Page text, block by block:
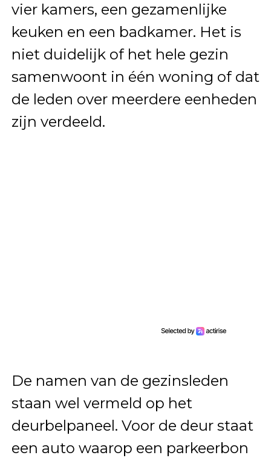
vier kamers, een gezamenlijke
keuken en een badkamer. Het is
niet duidelijk of het hele gezin
samenwoont in één woning of dat
de leden over meerdere eenheden
zijn verdeeld.
De namen van de gezinsleden
staan wel vermeld op het
deurbelpaneel. Voor de deur staat
een auto waarop een parkeerbon